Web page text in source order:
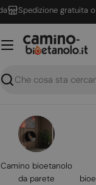
Vai
al
contenuto
gratuita oltre
Ricerca
Camino bioetanolo
da parete